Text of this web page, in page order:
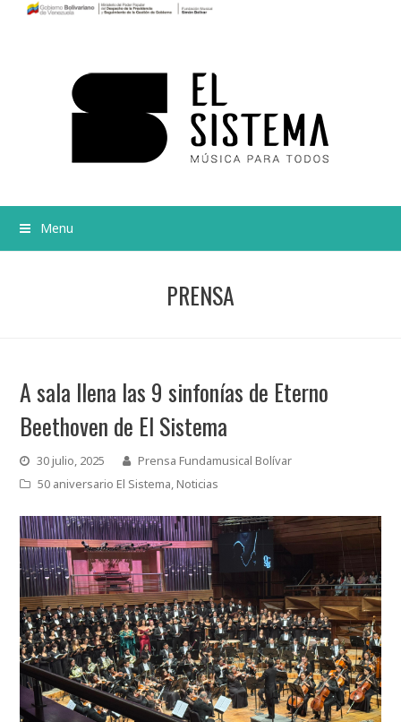
Menu
PRENSA
A sala llena las 9 sinfonías de Eterno
Beethoven de El Sistema
30 julio, 2025
Prensa Fundamusical Bolívar
50 aniversario El Sistema,Noticias